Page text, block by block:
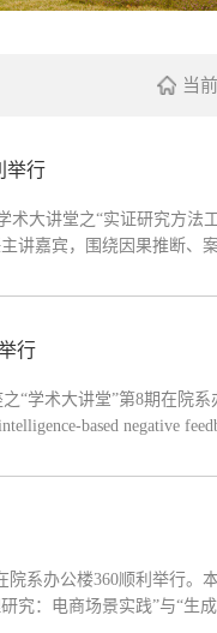
当
举行
术大讲堂之“实证研究方法
讲嘉宾，围绕因果推断、
行
“学术大讲堂”第8期在院
based negative
系办公楼360顺利举行。
：电商场景实践”与“生